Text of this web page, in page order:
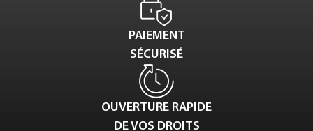
PAIEMENT
SÉCURISÉ
OUVERTURE RAPIDE
DE VOS DROITS